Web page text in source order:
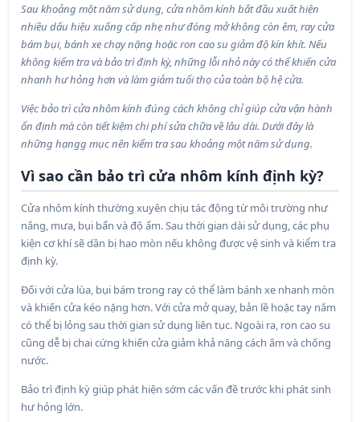
Sau khoảng một năm sử dụng, cửa nhôm kính bắt đầu xuất hiện
nhiều dấu hiệu xuống cấp nhẹ như đóng mở không còn êm, ray cửa
bám bụi, bánh xe chạy nặng hoặc ron cao su giảm độ kín khít. Nếu
không kiểm tra và bảo trì định kỳ, những lỗi nhỏ này có thể khiến cửa
nhanh hư hỏng hơn và làm giảm tuổi thọ của toàn bộ hệ cửa.
Việc bảo trì cửa nhôm kính đúng cách không chỉ giúp cửa vận hành
ổn định mà còn tiết kiệm chi phí sửa chữa về lâu dài. Dưới đây là
những hạngg mục nên kiểm tra sau khoảng một năm sử dụng.
Vì sao cần bảo trì cửa nhôm kính định kỳ?
Cửa nhôm kính thường xuyên chịu tác động từ môi trường như
nắng, mưa, bụi bẩn và độ ẩm. Sau thời gian dài sử dụng, các phụ
kiện cơ khí sẽ dần bị hao mòn nếu không được vệ sinh và kiểm tra
định kỳ.
Đối với cửa lùa, bụi bám trong ray có thể làm bánh xe nhanh mòn
và khiến cửa kéo nặng hơn. Với cửa mở quay, bản lề hoặc tay nắm
có thể bị lỏng sau thời gian sử dụng liên tục. Ngoài ra, ron cao su
cũng dễ bị chai cứng khiến cửa giảm khả năng cách âm và chống
nước.
Bảo trì định kỳ giúp phát hiện sớm các vấn đề trước khi phát sinh
hư hỏng lớn.